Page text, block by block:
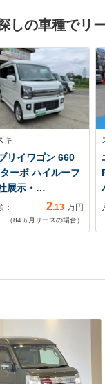
しの車種でリ
キ
リイワゴン 660
ーボ ハイルーフ
展示・…
： 2.13 万円
（84ヵ月リースの場合）